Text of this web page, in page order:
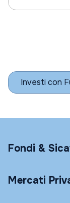
Investi con
Fondi &
Mercati